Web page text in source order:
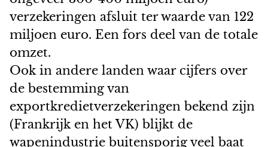
verzekeringen afsluit ter waarde van 122
miljoen euro. Een fors deel van de totale
omzet.
Ook in andere landen waar cijfers over
de bestemming van
exportkredietverzekeringen bekend zijn
(Frankrijk en het VK) blijkt de
wapenindustrie buitensporig veel baat